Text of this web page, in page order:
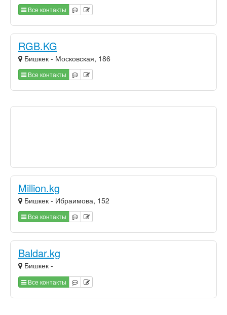
Все контакты
RGB.KG
Бишкек - Московская, 186
Все контакты
Million.kg
Бишкек - Ибраимова, 152
Все контакты
Baldar.kg
Бишкек -
Все контакты